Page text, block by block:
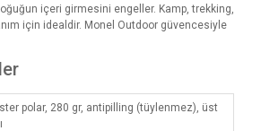
içeri girmesini engeller. Kamp, trekking,
için idealdir. Monel Outdoor güvencesiyle
polar, 280 gr, antipilling (tüylenmez), üst